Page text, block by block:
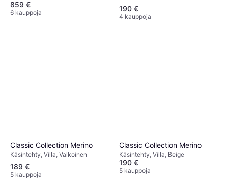
Valkoinen
859 €
6 kauppoja 190 €
4 kauppoja
Classic Collection Merino
Käsintehty, Villa, Valkoinen
189 €
5 kauppoja
Classic Collection Merino
Käsintehty, Villa, Beige
190 €
5 kauppoja